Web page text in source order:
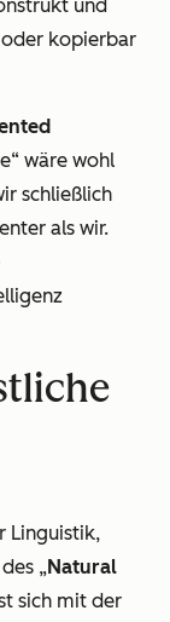
und
kopierbar
wäre wohl
schließlich
als wir.
Linguistik,
„Natural
sich mit der